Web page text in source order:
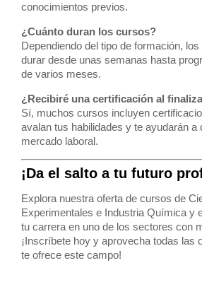
conocimientos previos.
¿Cuánto duran los cursos?
Dependiendo del tipo de formación,
durar desde unas semanas hasta
de varios meses.
¿Recibiré una certificación al
Sí, muchos cursos incluyen
avalan tus habilidades y te ayudarán a
mercado laboral.
¡Da el salto a tu futuro
Explora nuestra oferta de cursos de
Experimentales e Industria Química y
tu carrera en uno de los sectores con
¡Inscríbete hoy y aprovecha todas las
te ofrece este campo!